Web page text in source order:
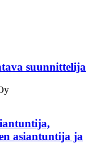
suunnittelija
asiantuntija ja